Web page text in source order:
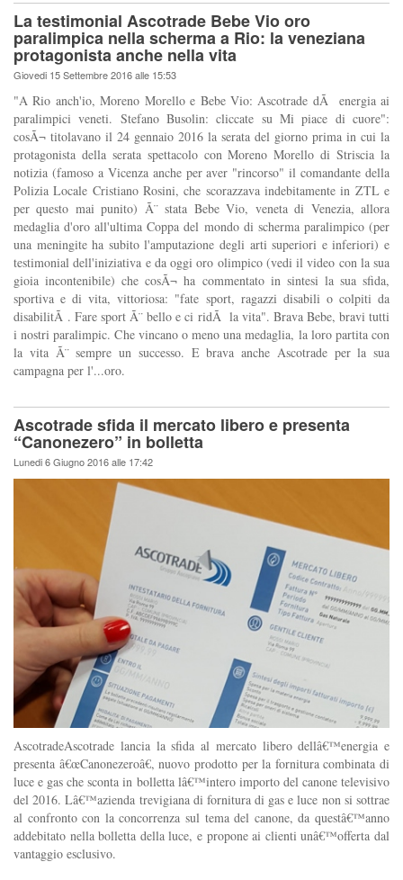
La testimonial Ascotrade Bebe Vio oro
paralimpica nella scherma a Rio: la veneziana
protagonista anche nella vita
Giovedi 15 Settembre 2016 alle 15:53
"A Rio anch'io, Moreno Morello e Bebe Vio: Ascotrade dÃ energia ai
paralimpici veneti. Stefano Busolin: cliccate su Mi piace di cuore":
cosÃ¬ titolavano il 24 gennaio 2016 la serata del giorno prima in cui la
protagonista della serata spettacolo con Moreno Morello di Striscia la
notizia (famoso a Vicenza anche per aver "rincorso" il comandante della
Polizia Locale Cristiano Rosini, che scorazzava indebitamente in ZTL e
per questo mai punito) Ã¨ stata Bebe Vio, veneta di Venezia, allora
medaglia d'oro all'ultima Coppa del mondo di scherma paralimpico (per
una meningite ha subito l'amputazione degli arti superiori e inferiori) e
testimonial dell'iniziativa e da oggi oro olimpico (vedi il video con la sua
gioia incontenibile) che cosÃ¬ ha commentato in sintesi la sua sfida,
sportiva e di vita, vittoriosa: "fate sport, ragazzi disabili o colpiti da
disabilitÃ . Fare sport Ã¨ bello e ci ridÃ la vita". Brava Bebe, bravi tutti
i nostri paralimpic. Che vincano o meno una medaglia, la loro partita con
la vita Ã¨ sempre un successo. E brava anche Ascotrade per la sua
campagna per l'...oro.
Ascotrade sfida il mercato libero e presenta
“Canonezero” in bolletta
Lunedi 6 Giugno 2016 alle 17:42
AscotradeAscotrade lancia la sfida al mercato libero dellâ€™energia e
presenta â€œCanonezeroâ€, nuovo prodotto per la fornitura combinata di
luce e gas che sconta in bolletta lâ€™intero importo del canone televisivo
del 2016. Lâ€™azienda trevigiana di fornitura di gas e luce non si sottrae
al confronto con la concorrenza sul tema del canone, da questâ€™anno
addebitato nella bolletta della luce, e propone ai clienti unâ€™offerta dal
vantaggio esclusivo.